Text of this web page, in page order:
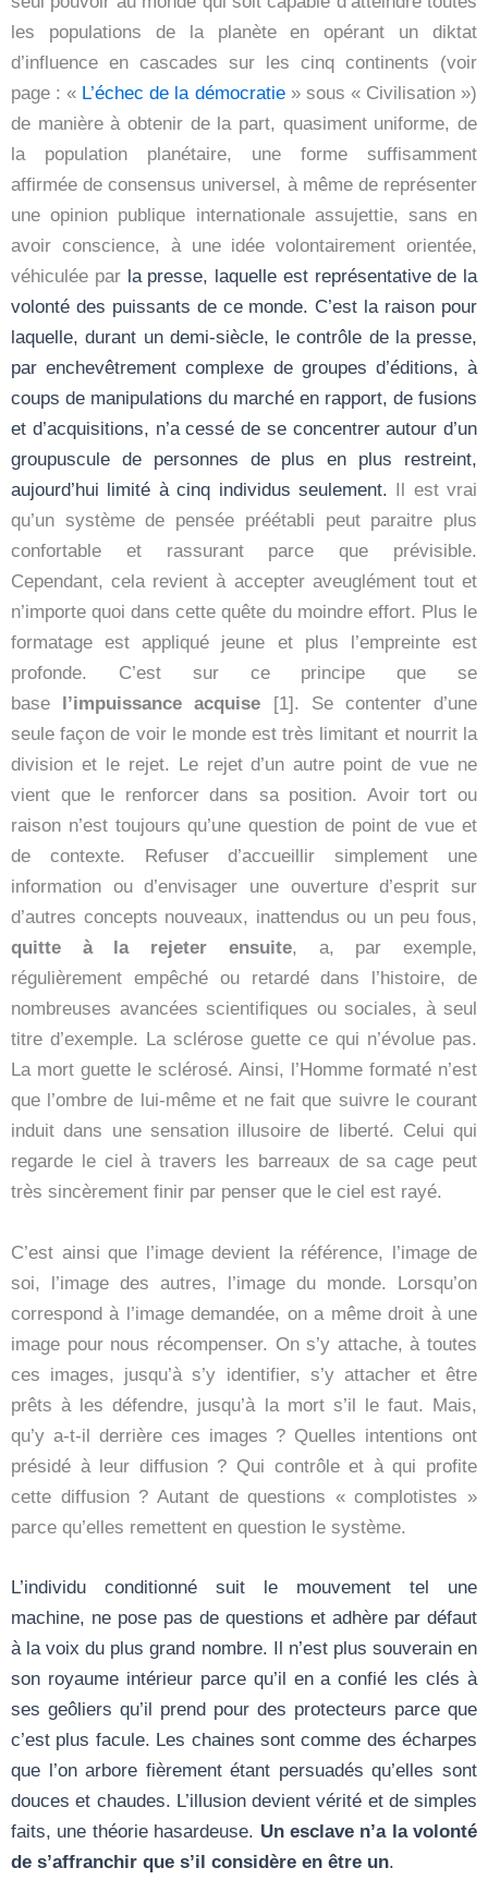
les populations de la planète en opérant un diktat
d’influence en cascades sur les cinq continents (voir
page : « L’échec de la démocratie» sous « Civilisation »)
de manière à obtenir de la part, quasiment uniforme, de
la population planétaire, une forme suffisamment
affirmée de consensus universel, à même de représenter
une opinion publique internationale assujettie, sans en
avoir conscience, à une idée volontairement orientée,
véhiculée par la presse, laquelle est représentative de la
volonté des puissants de ce monde. C’est la raison pour
laquelle, durant un demi-siècle, le contrôle de la presse,
par enchevêtrement complexe de groupes d’éditions, à
coups de manipulations du marché en rapport, de fusions
et d’acquisitions, n’a cessé de se concentrer autour d’un
groupuscule de personnes de plus en plus restreint,
aujourd’hui limité à cinq individus seulement. Il est vrai
qu’un système de pensée préétabli peut paraitre plus
confortable et rassurant parce que prévisible.
Cependant, cela revient à accepter aveuglément tout et
n’importe quoi dans cette quête du moindre effort. Plus le
formatage est appliqué jeune et plus l’empreinte est
profonde. C’est sur ce principe que se
base l’impuissance acquise [1]. Se contenter d’une
seule façon de voir le monde est très limitant et nourrit la
division et le rejet. Le rejet d’un autre point de vue ne
vient que le renforcer dans sa position. Avoir tort ou
raison n’est toujours qu’une question de point de vue et
de contexte. Refuser d’accueillir simplement une
information ou d’envisager une ouverture d’esprit sur
d’autres concepts nouveaux, inattendus ou un peu fous,
quitte à la rejeter ensuite, a, par exemple,
régulièrement empêché ou retardé dans l’histoire, de
nombreuses avancées scientifiques ou sociales, à seul
titre d’exemple. La sclérose guette ce qui n’évolue pas.
La mort guette le sclérosé. Ainsi, l’Homme formaté n’est
que l’ombre de lui-même et ne fait que suivre le courant
induit dans une sensation illusoire de liberté. Celui qui
regarde le ciel à travers les barreaux de sa cage peut
très sincèrement finir par penser que le ciel est rayé.
C’est ainsi que l’image devient la référence, l’image de
soi, l’image des autres, l’image du monde. Lorsqu’on
correspond à l’image demandée, on a même droit à une
image pour nous récompenser. On s’y attache, à toutes
ces images, jusqu’à s’y identifier, s’y attacher et être
prêts à les défendre, jusqu’à la mort s’il le faut. Mais,
qu’y a-t-il derrière ces images ? Quelles intentions ont
présidé à leur diffusion ? Qui contrôle et à qui profite
cette diffusion ? Autant de questions « complotistes »
parce qu’elles remettent en question le système.
L’individu conditionné suit le mouvement tel une
machine, ne pose pas de questions et adhère par défaut
à la voix du plus grand nombre. Il n’est plus souverain en
son royaume intérieur parce qu’il en a confié les clés à
ses geôliers qu’il prend pour des protecteurs parce que
c’est plus facule. Les chaines sont comme des écharpes
que l’on arbore fièrement étant persuadés qu’elles sont
douces et chaudes. L’illusion devient vérité et de simples
faits, une théorie hasardeuse. Un esclave n’a la volonté
de s’affranchir que s’il considère en être un.